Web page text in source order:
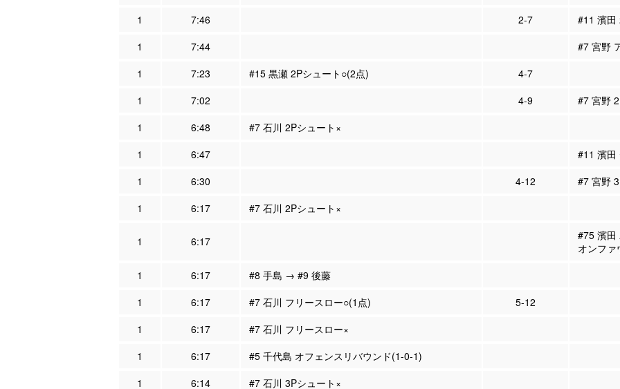
1
7:46 2-7
#11 濱田
1
7:44
#7 宮野
1
7:23 #15 黒瀬 2Pシュート○(2点)
4-7
1
7:02 4-9
#7 宮野
1
6:48
#7 石川 2Pシュート×
1
6:47
#11 濱田
1
6:30 4-12
#7 宮野
1
6:17 #7 石川 2Pシュート×
1 6:17
#75 濱田
オンフ
1
6:17
#8 手島 → #9 後藤
1
6:17 #7 石川 フリースロー○(1点)
5-12
1
6:17
#7 石川 フリースロー×
1
6:17
#5 千代島 オフェンスリバウンド(1-0-1)
1
6:14
#7 石川 3Pシュート×